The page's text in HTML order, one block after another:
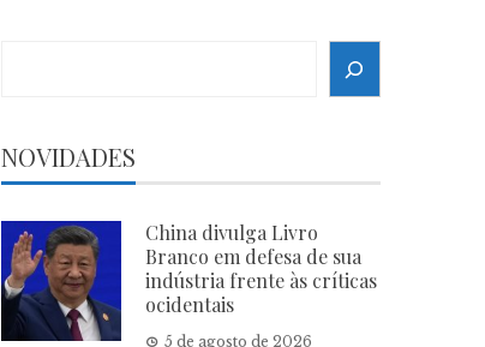
NOVIDADES
China divulga Livro
Branco em defesa de sua
indústria frente às críticas
ocidentais
5 de agosto de 2026